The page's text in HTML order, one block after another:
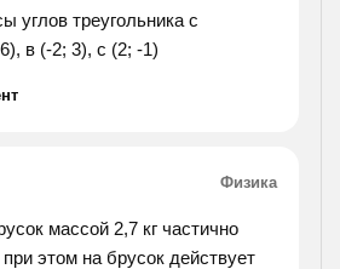
углов треугольника с
в (-2; 3), с (2; -1)
Физика
массой 2,7 кг частично
этом на брусок действует